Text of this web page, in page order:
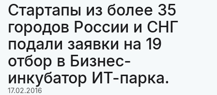
Стартапы из более 35
городов России и СНГ
подали заявки на 19
отбор в Бизнес-
инкубатор ИТ-парка.
17.02.2016